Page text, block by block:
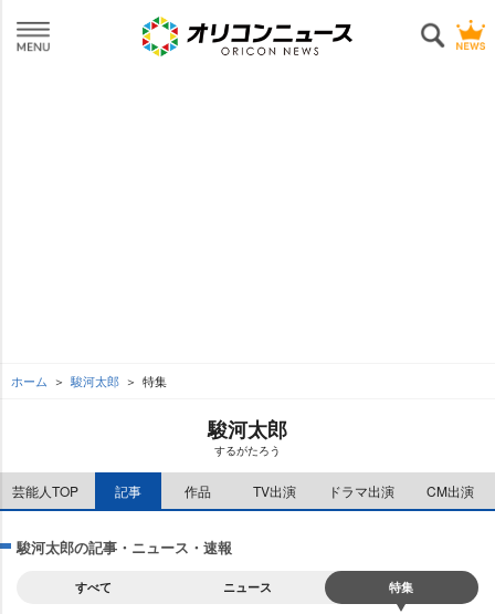
ホーム 駿河太郎 特集
駿河太郎
するがたろう
芸能人TOP 記事 作品 TV出演 ドラマ出演 CM出演
駿河太郎の記事・ニュース・速報
すべて ニュース 特集